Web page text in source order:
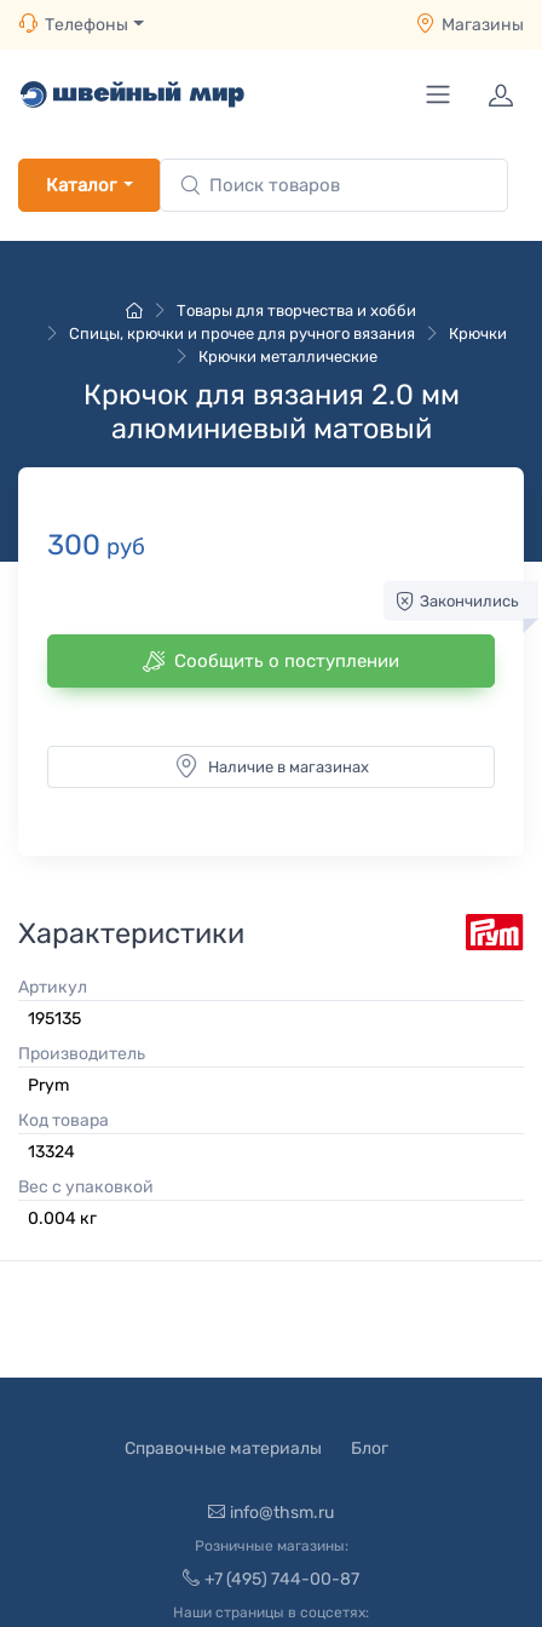
Телефоны Магазины
Каталог
Товары для творчества и хобби
Спицы, крючки и прочее для ручного вязания
Крючки
Крючки металлические
Крючок для вязания 2.0 мм
алюминиевый матовый
300 руб
Закончились
Сообщить о поступлении
Наличие в магазинах
Характеристики
Артикул
195135
Производитель
Prym
Код товара
13324
Вес с упаковкой
0.004 кг
Справочные материалы Блог
info@thsm.ru
Розничные магазины:
+7 (495) 744-00-87
Наши страницы в соцсетях: